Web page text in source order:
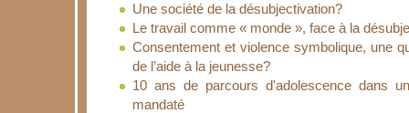
Une société de la désubjectivation?
Le travail comme « monde », face à la
Consentement et violence symbolique, une
de l’aide à la jeunesse?
10 ans de parcours d'adolescence dans
mandaté